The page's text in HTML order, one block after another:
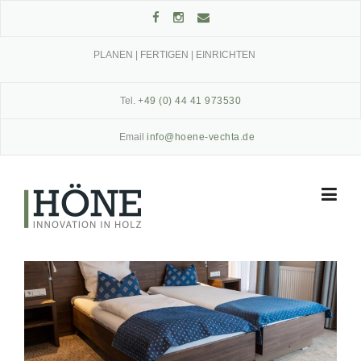
PLANEN | FERTIGEN | EINRICHTEN
Tel. +49 (0) 44 41 973530
Email info@hoene-vechta.de